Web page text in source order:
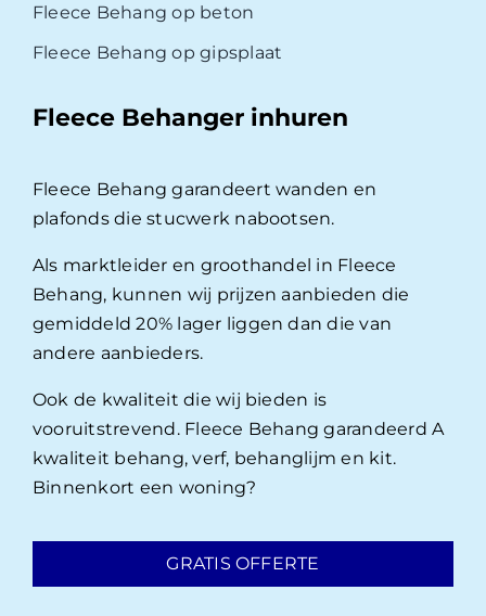
Fleece Behang op beton
Fleece Behang op gipsplaat
Fleece Behanger inhuren
Fleece Behang garandeert wanden en
plafonds die stucwerk nabootsen.
Als marktleider en groothandel in Fleece
Behang, kunnen wij prijzen aanbieden die
gemiddeld 20% lager liggen dan die van
andere aanbieders.
Ook de kwaliteit die wij bieden is
vooruitstrevend. Fleece Behang garandeerd A
kwaliteit behang, verf, behanglijm en kit.
Binnenkort een woning?
GRATIS OFFERTE